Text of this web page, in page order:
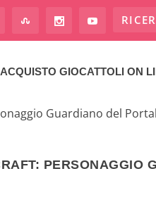
ACQUISTO GIOCATTOLI ON
Guardiano del
PERSONAGGIO